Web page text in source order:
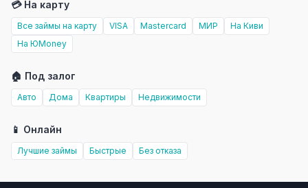
💳 На карту
Все займы на карту VISA Mastercard МИР
На Киви
На ЮMoney
🏠 Под залог
Авто Дома Квартиры Недвижимости
📱 Онлайн
Лучшие займы Быстрые Без отказа